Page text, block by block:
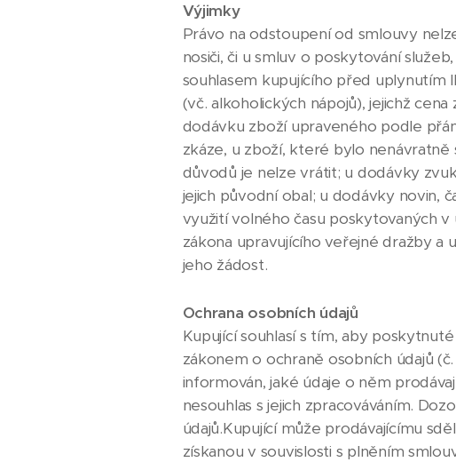
Výjimky
Právo na odstoupení od smlouvy
nosiči, či u smluv o poskytování
souhlasem kupujícího před
(vč. alkoholických nápojů), jejichž
dodávku zboží upraveného podle
zkáze, u zboží, které bylo
důvodů je nelze vrátit; u dodávky
jejich původní obal; u dodávky novin,
využití volného času poskytovaných
zákona upravujícího veřejné dražby
jeho žádost.
Ochrana osobních údajů
Kupující souhlasí s tím, aby
zákonem o ochraně osobních údajů
informován, jaké údaje o něm
nesouhlas s jejich zpracováváním.
údajů.Kupující může prodávajícímu
získanou v souvislosti s plněním